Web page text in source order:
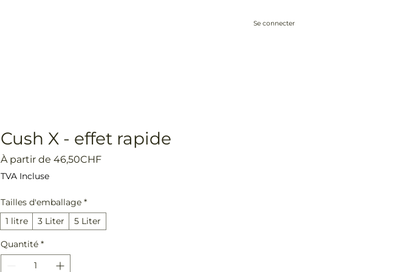
Se connecter
Cush X - effet rapide
À partir de 46,50CHFPrix
TVA Incluse
Tailles d'emballage *
1 litre
3 Liter 5 Liter
Quantité *